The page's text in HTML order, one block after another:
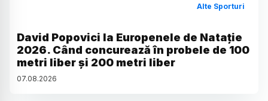
Alte Sporturi
David Popovici la Europenele de Natație
2026. Când concurează în probele de 100
metri liber și 200 metri liber
07.08.2026